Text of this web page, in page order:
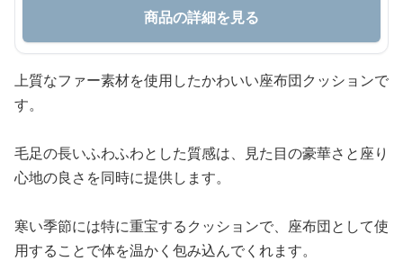
商品の詳細を見る
上質なファー素材を使用したかわいい座布団クッションで
す。
毛足の長いふわふわとした質感は、見た目の豪華さと座り
心地の良さを同時に提供します。
寒い季節には特に重宝するクッションで、座布団として使
用することで体を温かく包み込んでくれます。